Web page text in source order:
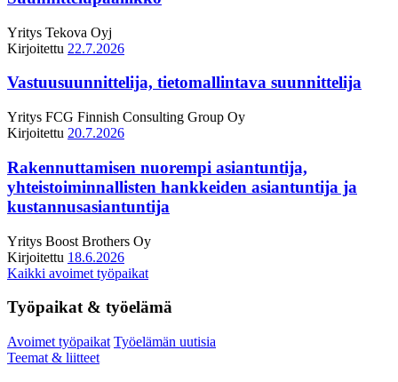
Yritys Tekova Oyj
Kirjoitettu 22.7.2026
Vastuusuunnittelija, tietomallintava suunnittelija
Yritys FCG Finnish Consulting Group Oy
Kirjoitettu 20.7.2026
Rakennuttamisen nuorempi asiantuntija,
yhteistoiminnallisten hankkeiden asiantuntija ja
kustannusasiantuntija
Yritys Boost Brothers Oy
Kirjoitettu 18.6.2026
Kaikki avoimet työpaikat
Työpaikat & työelämä
Avoimet työpaikat Työelämän uutisia
Teemat & liitteet